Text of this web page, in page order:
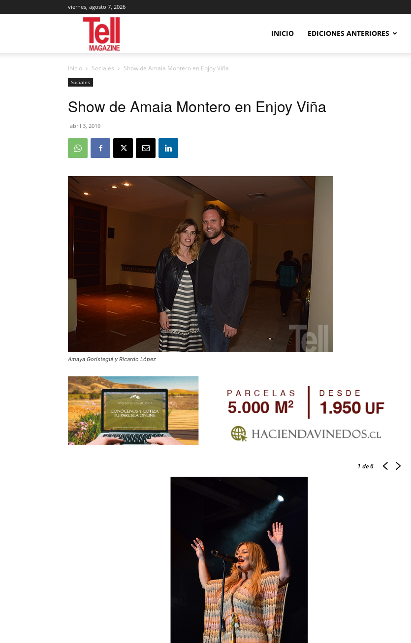
viernes, agosto 7, 2026
Magazine
INICIO EDICIONES ANTERIORES
Inicio Sociales Show de Amaia Montero en Enjoy Viña
Sociales
Show de Amaia Montero en Enjoy Viña
abril 3, 2019
Amaya Goristegui y Ricardo López
1 de 6